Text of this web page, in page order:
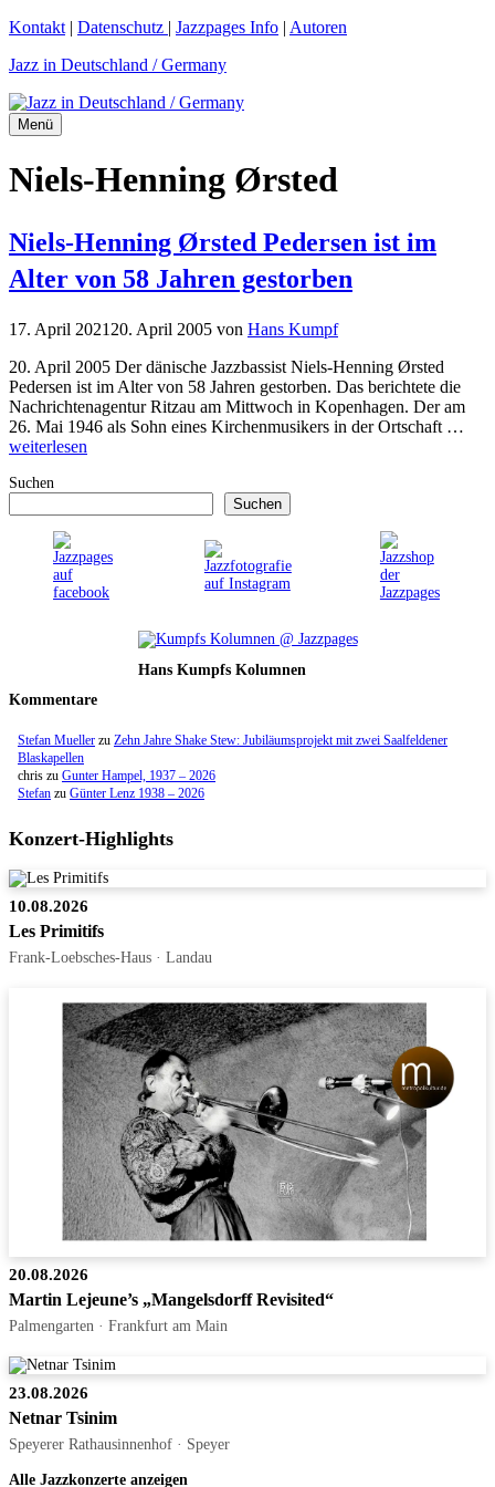
Zum
springen
Kontakt | Datenschutz | Jazzpages Info | Autoren
Jazz in Deutschland / Germany
Menü
Niels-Henning Ørsted
Niels-Henning Ørsted Pedersen ist im
Alter von 58 Jahren gestorben
17. April 2021 20. April 2005 von Hans Kumpf
20. April 2005 Der dänische Jazzbassist Niels-Henning Ørsted
Pedersen ist im Alter von 58 Jahren gestorben. Das berichtete die
Nachrichtenagentur Ritzau am Mittwoch in Kopenhagen. Der am
26. Mai 1946 als Sohn eines Kirchenmusikers in der Ortschaft …
weiterlesen
Suchen
Suchen
Hans Kumpfs Kolumnen
Kommentare
Stefan Mueller zu Zehn Jahre Shake Stew: Jubiläumsprojekt mit zwei Saalfeldener
Blaskapellen
chris zu Gunter Hampel, 1937 – 2026
Stefan zu Günter Lenz 1938 – 2026
Konzert-Highlights
10.08.2026
Les Primitifs
Frank-Loebsches-Haus · Landau
20.08.2026
Martin Lejeune’s „Mangelsdorff Revisited“
Palmengarten · Frankfurt am Main
23.08.2026
Netnar Tsinim
Speyerer Rathausinnenhof · Speyer
Alle Jazzkonzerte anzeigen